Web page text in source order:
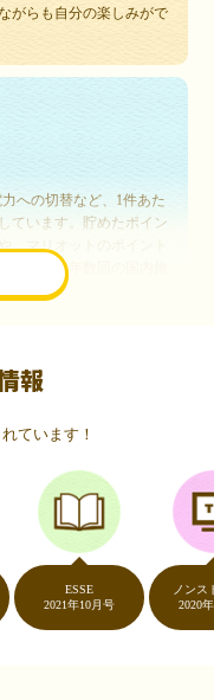
がらも自分の楽しみがで
への切替など、1件あた
ています。貯めたポイン
ぼ無料で年数回の国内旅
陸マイラーや旅行好きに
が、モッピーでお得
空いた時間にスマホで買
経由するだけでショップ
まることを知り、ビック
ーを経由するだけでポイ
かった～！貯まったポイ
んでます♪
報
ています！
2021年10月号
ノンストップ
2020年5月7日